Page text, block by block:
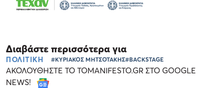
Διαβάστε περισσότερα για
ΠΟΛΙΤΙΚΗ #ΚΥΡΙΑΚΟΣ ΜΗΤΣΟΤΑΚΗΣ#BACKSTAGE
ΑΚΟΛΟΥΘΗΣΤΕ ΤΟ TOMANIFESTO.GR ΣΤΟ GOOGLE
NEWS!